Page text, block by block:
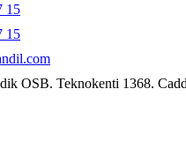
15
15
OSB. Teknokenti 1368.